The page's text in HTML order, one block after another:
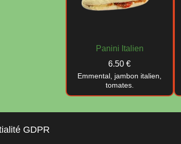
6.50 €
Panini Italien
Emmental, jambon italien,
tomates.
GDPR